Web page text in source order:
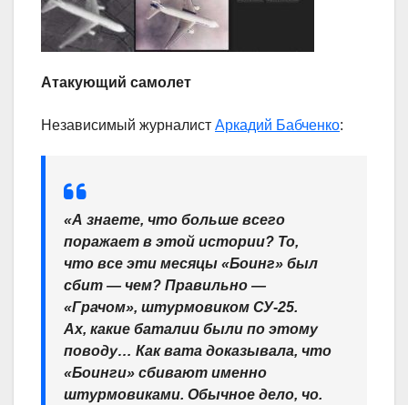
Атакующий самолет
Независимый журналист Аркадий Бабченко:
«А знаете, что больше всего
поражает в этой истории? То,
что все эти месяцы «Боинг» был
сбит — чем? Правильно —
«Грачом», штурмовиком СУ-25.
Ах, какие баталии были по этому
поводу… Как вата доказывала, что
«Боинги» сбивают именно
штурмовиками. Обычное дело, чо.